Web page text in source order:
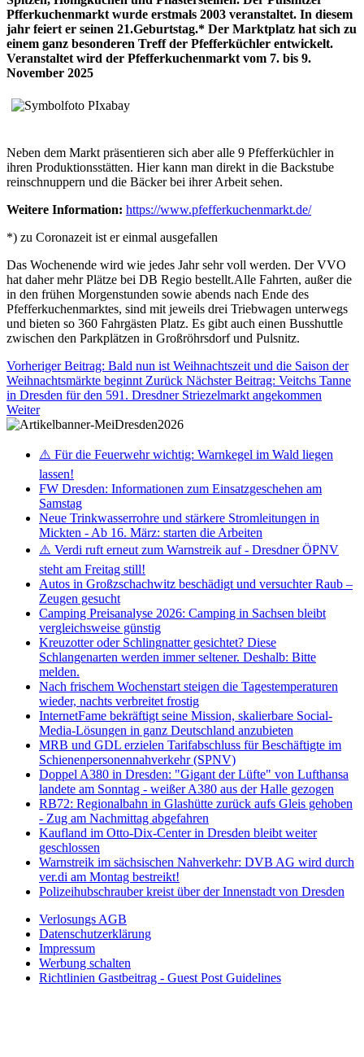
Pfferkuchenmarkt wurde erstmals 2003 veranstaltet. In diesem
jahr feiert er seinen 21.Geburtstag.* Der Marktplatz hat sich zu
einem ganz besonderen Treff der Pfefferküchler entwickelt.
Veranstaltet wird der Pfefferkuchenmarkt vom 7. bis 9.
November 2025
Neben dem Markt präsentieren sich aber alle 9 Pfefferküchler in
ihren Produktionsstätten. Hier kann man direkt in die Backstube
reinschnuppern und die Bäcker bei ihrer Arbeit sehen.
Weitere Information: https://www.pfefferkuchenmarkt.de/
*) zu Coronazeit ist er einmal ausgefallen
Das Wochenende wird wie jedes Jahr sehr voll werden. Der VVO
hat daher mehr Plätze bei DB Regio bestellt.Alle Fahrten, außer die
in den frühen Morgenstunden sowie abends nach Ende des
Pfefferkuchenmarktes, sind mit jeweils drei Triebwagen unterwegs
und bieten so 360 Fahrgästen Platz. Es gibt auch einen Busshuttle
zwischen den Parkplätzen in Großröhrsdorf und Pulsnitz.
Vorheriger Beitrag: Bald nun ist Weihnachtszeit und die Saison der
Weihnachtsmärkte beginnt Zurück Nächster Beitrag: Veitchs Tanne
in Dresden für den 591. Dresdner Striezelmarkt angekommen
Weiter
⚠️ Für die Feuerwehr wichtig: Warnkegel im Wald liegen
lassen!
FW Dresden: Informationen zum Einsatzgeschehen am
Samstag
Neue Trinkwasserrohre und stärkere Stromleitungen in
Mickten - Ab 16. März: starten die Arbeiten
⚠️ Verdi ruft erneut zum Warnstreik auf - Dresdner ÖPNV
steht am Freitag still!
Autos in Großzschachwitz beschädigt und versuchter Raub –
Zeugen gesucht
Camping Preisanalyse 2026: Camping in Sachsen bleibt
vergleichsweise günstig
Kreuzotter oder Schlingnatter gesichtet? Diese
Schlangenarten werden immer seltener. Deshalb: Bitte
melden.
Nach frischem Wochenstart steigen die Tagestemperaturen
wieder, nachts verbreitet frostig
InternetFame bekräftigt seine Mission, skalierbare Social-
Media-Lösungen in ganz Deutschland anzubieten
MRB und GDL erzielen Tarifabschluss für Beschäftigte im
Schienenpersonennahverkehr (SPNV)
Doppel A380 in Dresden: "Gigant der Lüfte" von Lufthansa
landete am Sonntag - weißer A380 aus der Halle gezogen
RB72: Regionalbahn in Glashütte zurück aufs Gleis gehoben
- Zug am Nachmittag abgefahren
Kaufland im Otto-Dix-Center in Dresden bleibt weiter
geschlossen
Warnstreik im sächsischen Nahverkehr: DVB AG wird durch
ver.di am Montag bestreikt!
Polizeihubschrauber kreist über der Innenstadt von Dresden
Verlosungs AGB
Datenschutzerklärung
Impressum
Werbung schalten
Richtlinien Gastbeitrag - Guest Post Guidelines